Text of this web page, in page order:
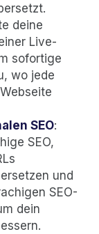
deine
Live-
sofortige
wo jede
SEO:
SEO,
und
SEO-
dein